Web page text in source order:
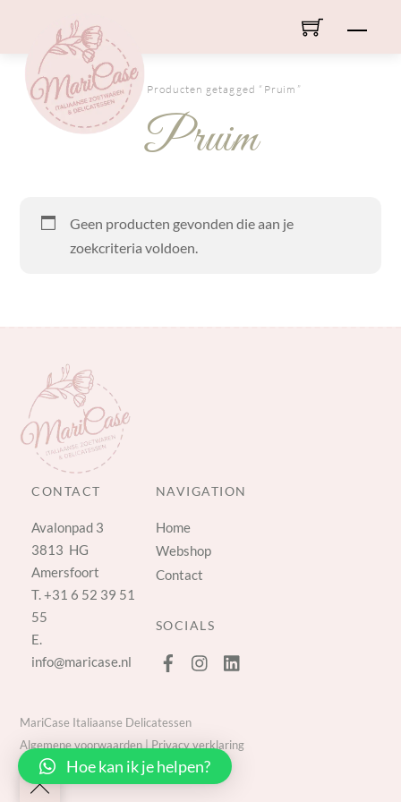
content
HOME / Producten getagged “Pruim”
Pruim
Geen producten gevonden die aan je
zoekcriteria voldoen.
CONTACT
Avalonpad 3
3813 HG
Amersfoort
T.+31 6 52 39 51
55
E.
info@maricase.nl
NAVIGATION
Home
Webshop
Contact
SOCIALS
Back
MariCase Italiaanse Delicatessen
Algemene voorwaarden
Privacy verklaring
Hoe kan ik je helpen?